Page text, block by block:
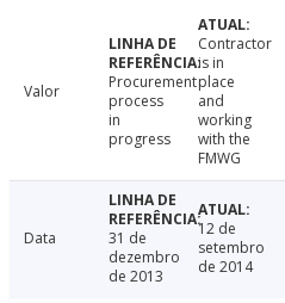
Valor
Procurement
process
in
progress
Contractor
is in
place
and
working
with the
FMWG
Data
31 de
dezembro
de 2013
12 de
setembro
de 2014